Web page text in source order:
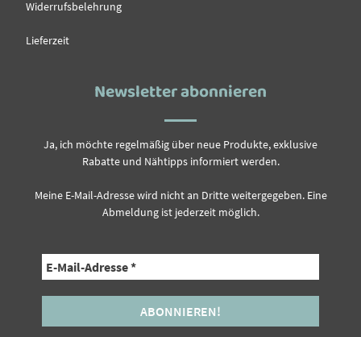
Widerrufsbelehrung
Lieferzeit
Newsletter abonnieren
Ja, ich möchte regelmäßig über neue Produkte, exklusive
Rabatte und Nähtipps informiert werden.
Meine E-Mail-Adresse wird nicht an Dritte weitergegeben. Eine
Abmeldung ist jederzeit möglich.